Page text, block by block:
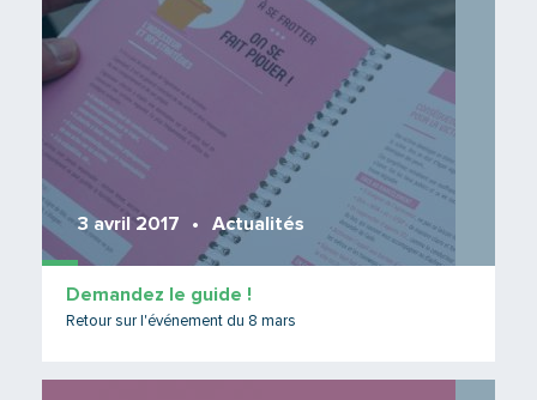
3 avril 2017 Actualités
Demandez le guide !
Retour sur l'événement du 8 mars